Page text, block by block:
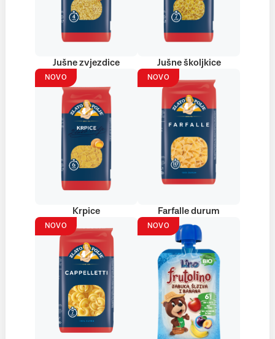
Jušne zvjezdice Jušne školjkice
NOVO
Krpice
NOVO
Farfalle durum
NOVO NOVO